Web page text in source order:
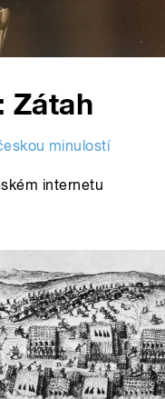
Zátah
minulostí
internetu